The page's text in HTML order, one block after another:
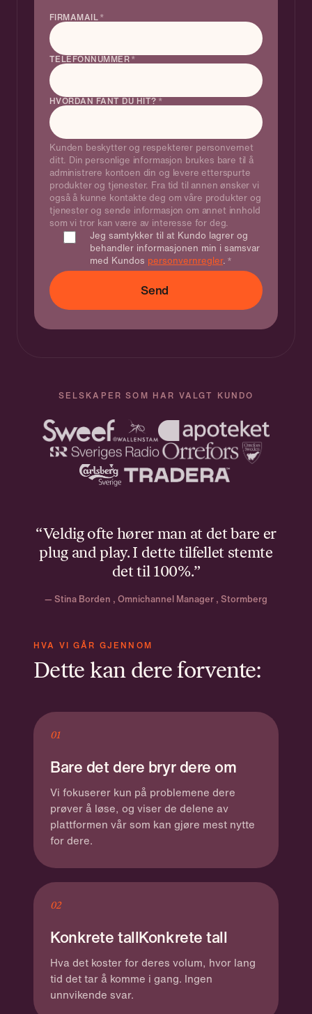
FIRMAMAIL*
TELEFONNUMMER*
HVORDAN FANT DU HIT?*
Kunden beskytter og respekterer personvernet
ditt. Din personlige informasjon brukes bare til å
administrere kontoen din og levere etterspurte
produkter og tjenester. Fra tid til annen ønsker vi
også å kunne kontakte deg om våre produkter og
tjenester og sende informasjon om annet innhold
som vi tror kan være av interesse for deg.
Jeg samtykker til at Kundo lagrer og
behandler informasjonen min i samsvar
med Kundos personvernregler. *
SELSKAPER SOM HAR VALGT KUNDO
“Veldig ofte hører man at det bare er
plug and play. I dette tilfellet stemte
det til 100%.”
— Stina Borden , Omnichannel Manager , Stormberg
HVA VI GÅR GJENNOM
Dette kan dere forvente:
01
Bare det dere bryr dere om
Vi fokuserer kun på problemene dere
prøver å løse, og viser de delene av
plattformen vår som kan gjøre mest nytte
for dere.
02
Konkrete tallKonkrete tall
Hva det koster for deres volum, hvor lang
tid det tar å komme i gang. Ingen
unnvikende svar.